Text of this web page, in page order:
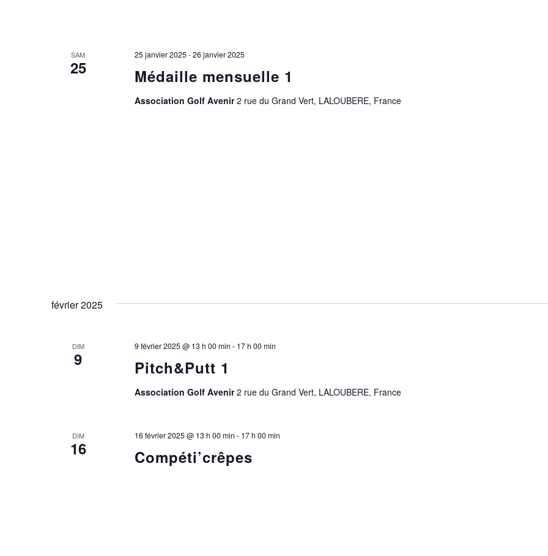
SAM
25 Médaille mensuelle 1
25 janvier 2025-26 janvier 2025
Association Golf Avenir2 rue du Grand Vert, LALOUBERE, France
février 2025
DIM
9 Pitch&Putt 1
9 février 2025 @ 13 h 00 min - 17 h 00 min
Association Golf Avenir2 rue du Grand Vert, LALOUBERE, France
DIM
16 Compéti’crêpes
16 février 2025 @ 13 h 00 min - 17 h 00 min